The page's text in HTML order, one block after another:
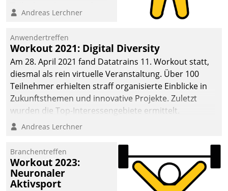
Teilnehmer kurzweilige
Cloud-Strategien und -
Lösungen mit hohem
Zukunftspotenzial.
Andreas Lerchner
Anwendertreffen
Workout 2021: Digital Diversity
Am 28. April 2021 fand Datatrains 11. Workout statt,
diesmal als rein virtuelle Veranstaltung. Über 100
Teilnehmer erhielten straff organisierte Einblicke in
Zukunftsthemen und innovative Projekte. Zuletzt
wurden die Top-Interessengebiete ermittelt.
Andreas Lerchner
Branchentreffen
Workout 2023:
Neuronaler
Aktivsport